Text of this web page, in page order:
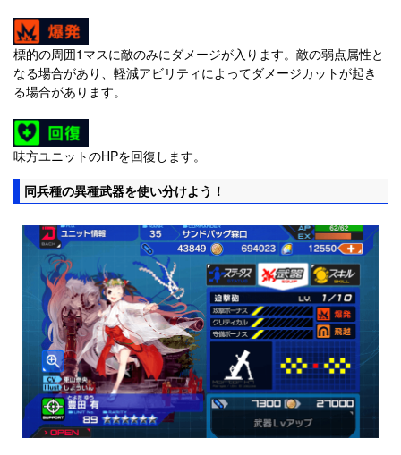
標的の周囲1マスに敵のみにダメージが入ります。敵の弱点属性と
なる場合があり、軽減アビリティによってダメージカットが起き
る場合があります。
味方ユニットのHPを回復します。
同兵種の異種武器を使い分けよう！